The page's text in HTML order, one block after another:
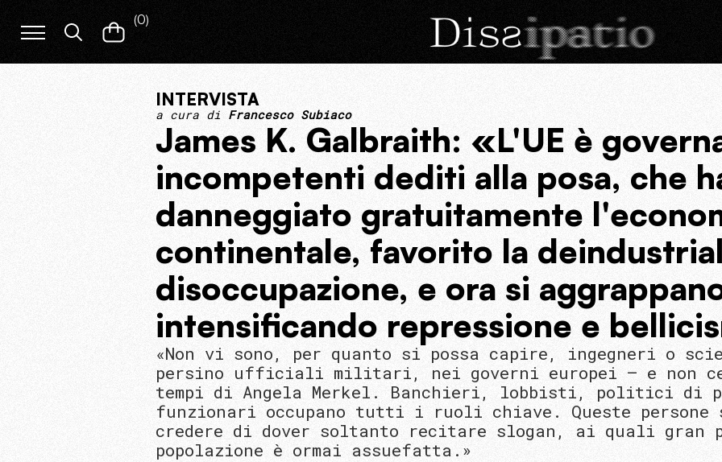
(0)
INTERVISTA
a cura di Francesco Subiaco
James K. Galbraith: «L'UE è
incompetenti dediti alla posa, che
danneggiato gratuitamente
continentale, favorito la
disoccupazione, e ora si
intensificando repressione e
«Non vi sono, per quanto si possa capire, ingegneri o
persino ufficiali militari, nei governi europei – e non
tempi di Angela Merkel. Banchieri, lobbisti, politici di
funzionari occupano tutti i ruoli chiave. Queste persone
credere di dover soltanto recitare slogan, ai quali gran
popolazione è ormai assuefatta.»